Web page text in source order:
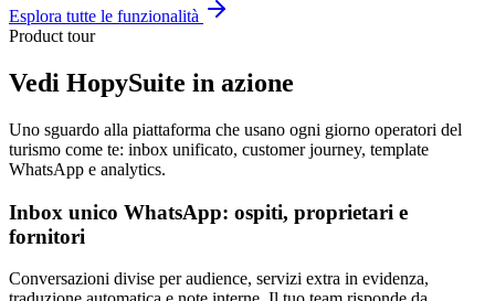
Esplora tutte le funzionalità
Product tour
Vedi HopySuite in azione
Uno sguardo alla piattaforma che usano ogni giorno operatori del
turismo come te: inbox unificato, customer journey, template
WhatsApp e analytics.
Inbox unico WhatsApp: ospiti, proprietari e
fornitori
Conversazioni divise per audience, servizi extra in evidenza,